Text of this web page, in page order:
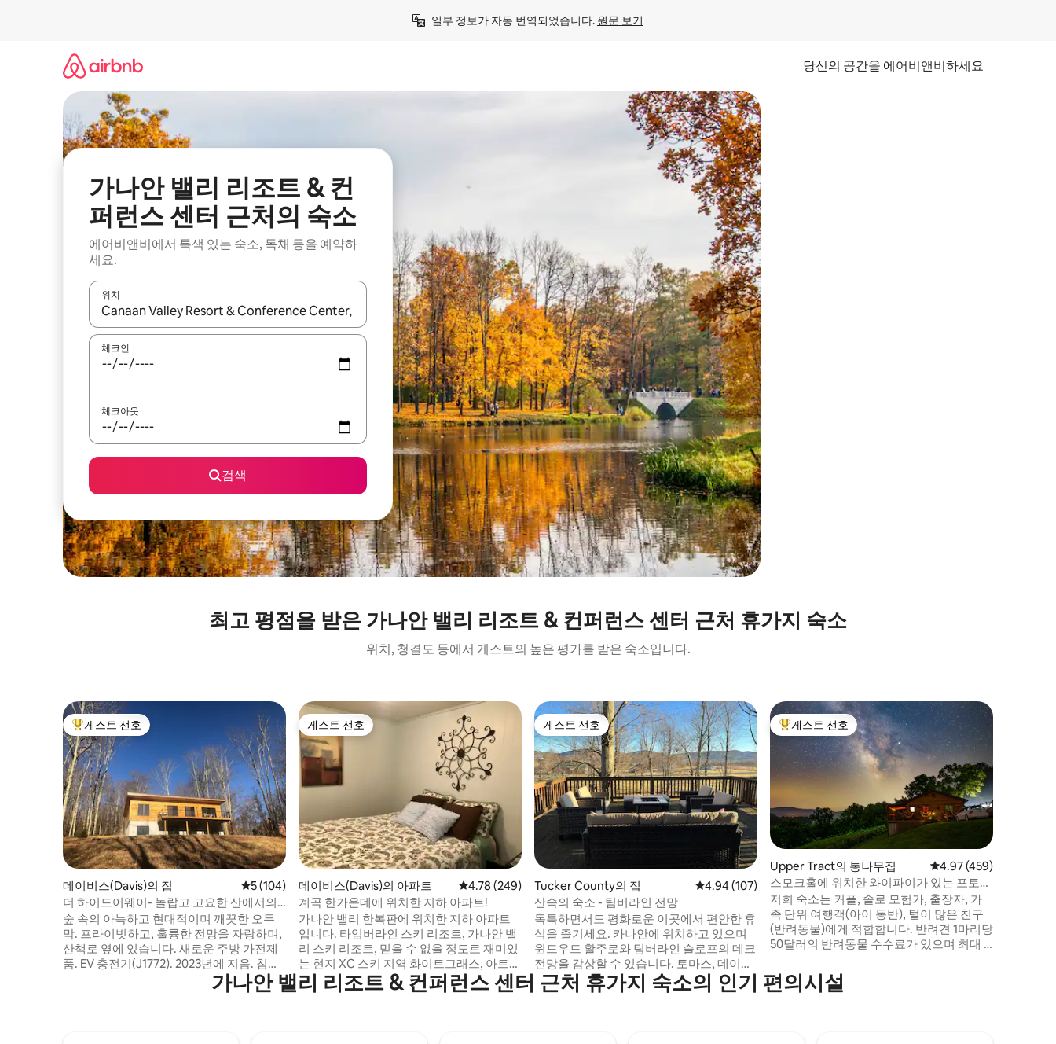
일부 정보가 자동 번역되었습니다. 원문 보기
당신의 공간을 에어비앤비하세요
가나안 밸리 리조트 & 컨
퍼런스 센터 근처의 숙소
에어비앤비에서 특색 있는 숙소, 독채 등을 예약하
세요.
위치
결과가 나오면 위·아래 화살표 키를 사용하거나 터치 또는 스와이프 동작으로 탐색하세요.
체크인
체크아웃
검색
최고 평점을 받은 가나안 밸리 리조트 & 컨퍼런스 센터 근처 휴가지 숙소
위치, 청결도 등에서 게스트의 높은 평가를 받은 숙소입니다.
상위 게스트 선호
게스트 선호
데이비스(Davis)의 집 평점 5점(5점 만점), 후기 104개
5 (104)
더 하이드어웨이- 놀랍고 고요한 산에서의
휴식
숲 속의 아늑하고 현대적이며 깨끗한 오두
막. 프라이빗하고, 훌륭한 전망을 자랑하며,
산책로 옆에 있습니다. 새로운 주방 가전제
품. EV 충전기(J1772). 2023년에 지음. 침실
3개(편안한 킹사이즈 침대 + 퀸사이즈 침
대), 욕실 3개 + 거실 2개. 창문이 많아 자연
게스트 선호
게스트 선호
데이비스(Davis)의 아파트 평점 4.78점(5점 만점), 후기 249개
4.78 (249)
계곡 한가운데에 위치한 지하 아파트!
가나안 밸리 한복판에 위치한 지하 아파트
입니다. 타임버라인 스키 리조트, 가나안 밸
리 스키 리조트, 믿을 수 없을 정도로 재미있
는 현지 XC 스키 지역 화이트그래스, 아트
갤러리, 놀라운 음식 옵션, 양조장, 심지어
증류소까지 모든 곳까지 차로 10분 미만 거
게스트 선호
게스트 선호
Tucker County의 집 평점 4.94점(5점 만점), 후기 107개
4.94 (107)
산속의 숙소 - 팀버라인 전망
독특하면서도 평화로운 이곳에서 편안한 휴
식을 즐기세요. 카나안에 위치하고 있으며
윈드우드 활주로와 팀버라인 슬로프의 데크
전망을 감상할 수 있습니다. 토마스, 데이비
스, 블랙워터 폭포, 팀버라인 리조트, 카나안
밸리 리조트, 돌리 소즈까지 차로 단 몇 분 거
상위 게스트 선호
게스트 선호
Upper Tract의 통나무집 평점 4.97점(5점 만점),
4.97 (459)
스모크홀에 위치한 와이파이가 있는 포토맥
전망 통나무집
저희 숙소는 커플, 솔로 모험가, 출장자, 가
족 단위 여행객(아이 동반), 털이 많은 친구
(반려동물)에게 적합합니다. 반려견 1마리당
50달러의 반려동물 수수료가 있으며 최대 2
바로 위에 위치해 있으며, 낚시를 즐기기 좋
고 아름다운 경치를 감상할 수 있는 포장된
가나안 밸리 리조트 & 컨퍼런스 센터 근처 휴가지 숙소의 인기 편의시설